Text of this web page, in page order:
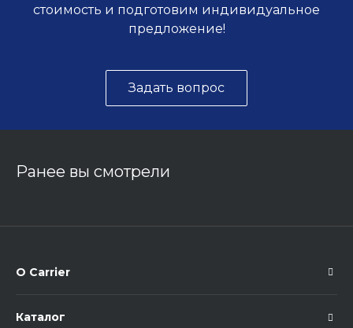
стоимость и подготовим индивидуальное
предложение!
Задать вопрос
Ранее вы смотрели
О Carrier
Каталог